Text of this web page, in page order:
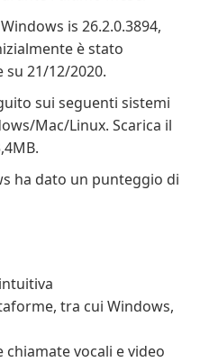
is 26.2.0.3894,
è stato
21/12/2020.
sui seguenti sistemi
Mac/Linux. Scarica il
ha dato un punteggio di
tra cui Windows,
vocali e video